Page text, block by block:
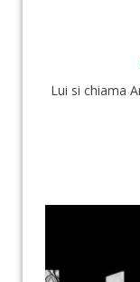
Lui si chiama